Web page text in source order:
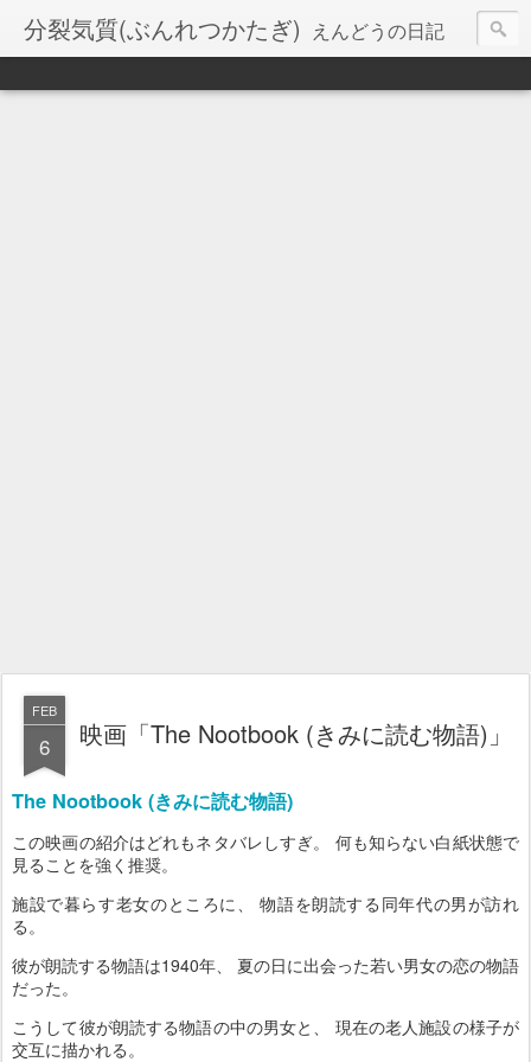
分裂気質(ぶんれつかたぎ) えんどうの日記
FEB
6 映画「The Nootbook (きみに読む物語)」
The Nootbook (きみに読む物語)
この映画の紹介はどれもネタバレしすぎ。 何も知らない白紙状態で
見ることを強く推奨。
施設で暮らす老女のところに、 物語を朗読する同年代の男が訪れ
る。
彼が朗読する物語は1940年、 夏の日に出会った若い男女の恋の物語
だった。
こうして彼が朗読する物語の中の男女と、 現在の老人施設の様子が
交互に描かれる。